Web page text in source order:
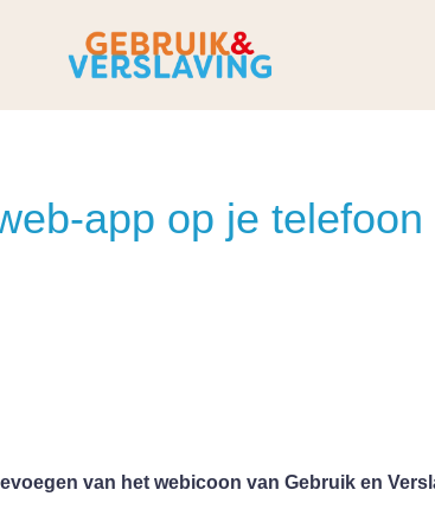
app op je telefoon
van het webicoon van Gebruik en